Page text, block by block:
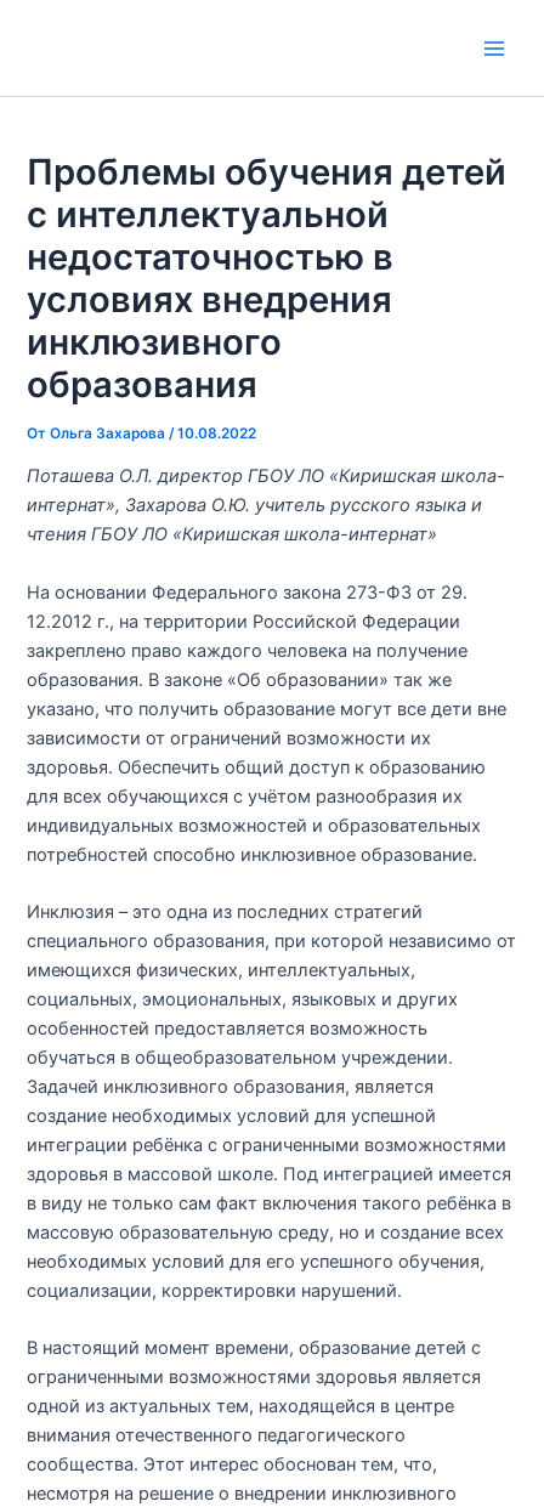
Проблемы обучения детей
с интеллектуальной
недостаточностью в
условиях внедрения
инклюзивного
образования
ОтОльга Захарова /10.08.2022
Поташева О.Л. директор ГБОУ ЛО «Киришская школа-
интернат», Захарова О.Ю. учитель русского языка и
чтения ГБОУ ЛО «Киришская школа-интернат»
На основании Федерального закона 273-ФЗ от 29.
12.2012 г., на территории Российской Федерации
закреплено право каждого человека на получение
образования. В законе «Об образовании» так же
указано, что получить образование могут все дети вне
зависимости от ограничений возможности их
здоровья. Обеспечить общий доступ к образованию
для всех обучающихся с учётом разнообразия их
индивидуальных возможностей и образовательных
потребностей способно инклюзивное образование.
Инклюзия – это одна из последних стратегий
специального образования, при которой независимо от
имеющихся физических, интеллектуальных,
социальных, эмоциональных, языковых и других
особенностей предоставляется возможность
обучаться в общеобразовательном учреждении.
Задачей инклюзивного образования, является
создание необходимых условий для успешной
интеграции ребёнка с ограниченными возможностями
здоровья в массовой школе. Под интеграцией имеется
в виду не только сам факт включения такого ребёнка в
массовую образовательную среду, но и создание всех
необходимых условий для его успешного обучения,
социализации, корректировки нарушений.
В настоящий момент времени, образование детей с
ограниченными возможностями здоровья является
одной из актуальных тем, находящейся в центре
внимания отечественного педагогического
сообщества. Этот интерес обоснован тем, что,
несмотря на решение о внедрении инклюзивного